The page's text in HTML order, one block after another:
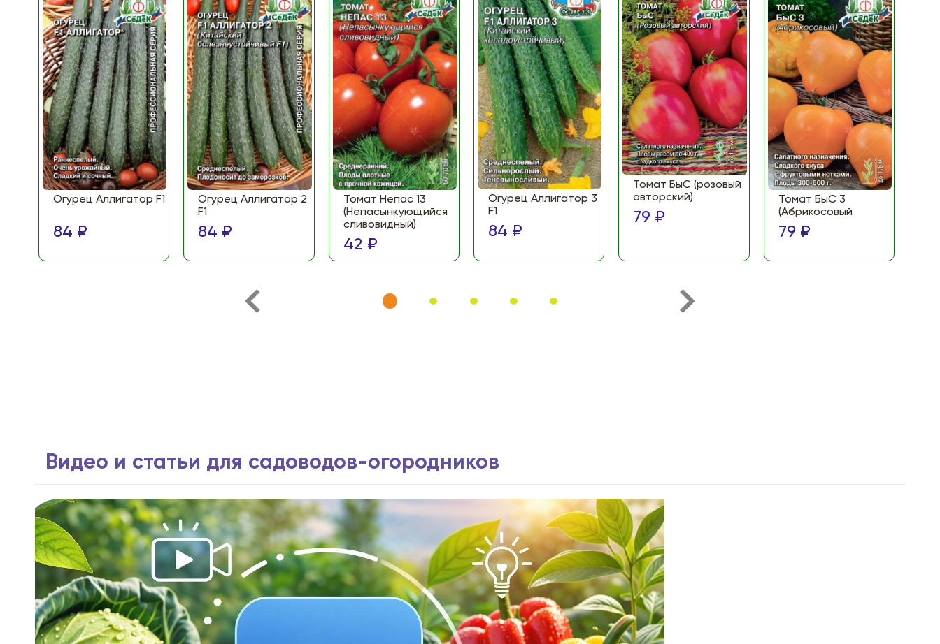
Огурец Аллигатор F1
84 ₽
Огурец Аллигатор 2
F1
84 ₽
Томат Непас 13
(Непасынкующийся
сливовидный)
42 ₽
Огурец Аллигатор 3
F1
84 ₽
Томат БыС (розовый
авторский)
79 ₽
Томат БыС 3
(Абрикосовый
79 ₽
Видео и статьи для садоводов-огородников